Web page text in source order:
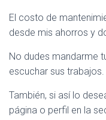
El costo de
desde mis ahorros y
No dudes mandarme
escuchar sus trabajos.
También, si así lo
página o perfil en la